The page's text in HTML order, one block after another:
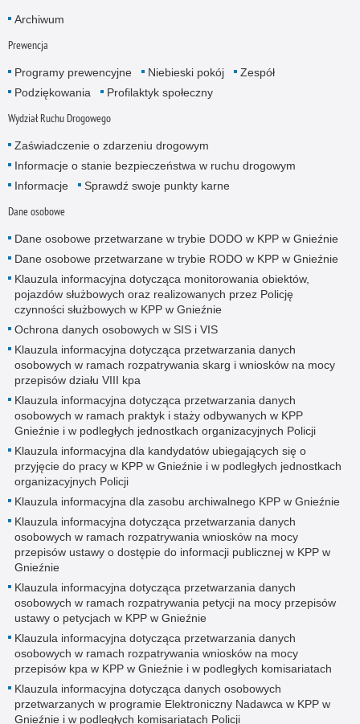
Archiwum
Prewencja
Programy prewencyjne Niebieski pokój
Zespół
Podziękowania
Profilaktyk społeczny
Wydział Ruchu Drogowego
Zaświadczenie o zdarzeniu drogowym
Informacje o stanie bezpieczeństwa w ruchu drogowym
Informacje
Sprawdź swoje punkty karne
Dane osobowe
Dane osobowe przetwarzane w trybie DODO w KPP w Gnieźnie
Dane osobowe przetwarzane w trybie RODO w KPP w Gnieźnie
Klauzula informacyjna dotycząca monitorowania obiektów,
pojazdów służbowych oraz realizowanych przez Policję
czynności służbowych w KPP w Gnieźnie
Ochrona danych osobowych w SIS i VIS
Klauzula informacyjna dotycząca przetwarzania danych
osobowych w ramach rozpatrywania skarg i wniosków na mocy
przepisów działu VIII kpa
Klauzula informacyjna dotycząca przetwarzania danych
osobowych w ramach praktyk i staży odbywanych w KPP
Gnieźnie i w podległych jednostkach organizacyjnych Policji
Klauzula informacyjna dla kandydatów ubiegających się o
przyjęcie do pracy w KPP w Gnieźnie i w podległych jednostkach
organizacyjnych Policji
Klauzula informacyjna dla zasobu archiwalnego KPP w Gnieźnie
Klauzula informacyjna dotycząca przetwarzania danych
osobowych w ramach rozpatrywania wniosków na mocy
przepisów ustawy o dostępie do informacji publicznej w KPP w
Gnieźnie
Klauzula informacyjna dotycząca przetwarzania danych
osobowych w ramach rozpatrywania petycji na mocy przepisów
ustawy o petycjach w KPP w Gnieźnie
Klauzula informacyjna dotycząca przetwarzania danych
osobowych w ramach rozpatrywania wniosków na mocy
przepisów kpa w KPP w Gnieźnie i w podległych komisariatach
Klauzula informacyjna dotycząca danych osobowych
przetwarzanych w programie Elektroniczny Nadawca w KPP w
Gnieźnie i w podległych komisariatach Policji